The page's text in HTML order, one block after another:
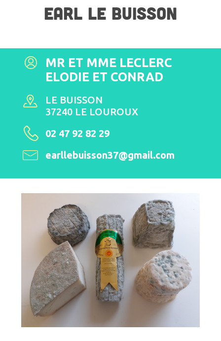
EARL LE BUISSON
MR ET MME LECLERC
ELODIE ET CONRAD
LE BUISSON
37240 LE LOUROUX
02 47 92 82 29
earllebuisson37@gmail.com